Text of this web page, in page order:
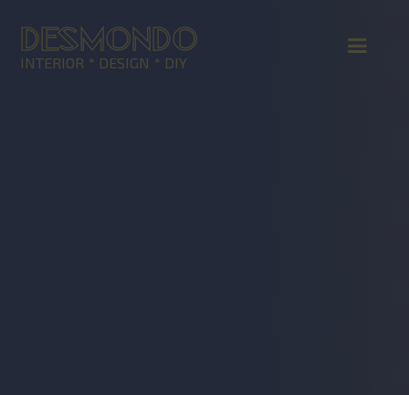
DESMONDO
INTERIOR * DESIGN * DIY